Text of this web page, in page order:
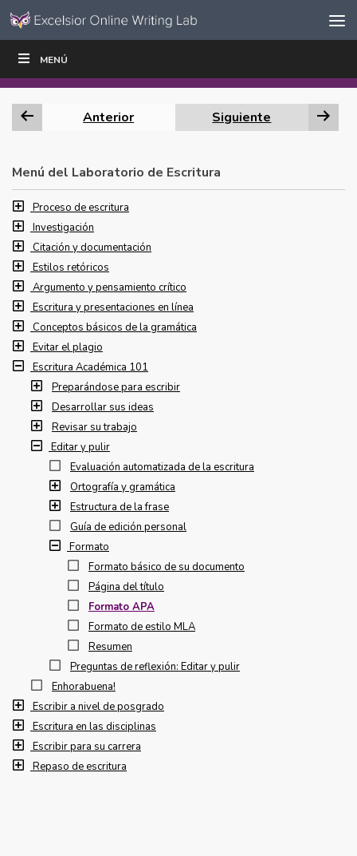
Ir al contenido
navegación
MENÚ
ESCRIBIR
Anterior Siguiente
Menú del Laboratorio de Escritura
Proceso de escritura
Investigación
Citación y documentación
Estilos retóricos
Argumento y pensamiento crítico
Escritura y presentaciones en línea
Conceptos básicos de la gramática
Evitar el plagio
Escritura Académica 101
Preparándose para escribir
Desarrollar sus ideas
Revisar su trabajo
Editar y pulir
Evaluación automatizada de la escritura
Ortografía y gramática
Estructura de la frase
Guía de edición personal
Formato
Formato básico de su documento
Página del título
Formato APA
Formato de estilo MLA
Resumen
Preguntas de reflexión: Editar y pulir
Enhorabuena!
Escribir a nivel de posgrado
Escritura en las disciplinas
Escribir para su carrera
Repaso de escritura